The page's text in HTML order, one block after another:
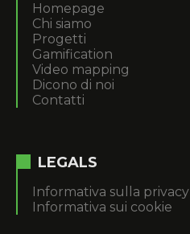
Homepage
Chi siamo
Progetti
Gamification
Video mapping
Dicono di noi
Contatti
LEGALS
Informativa sulla privacy
Informativa sui cookie